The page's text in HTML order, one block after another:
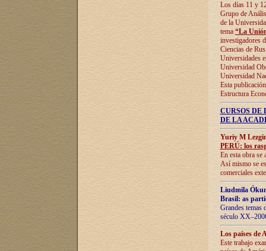
Los días 11 y
Grupo de
de la
tema “La
investigadores
Ciencias de
Universidades
Universidad
Universidad
Esta
Estructura
CURSOS
DE LA
Yuriy M
PERÚ: los
En esta obra se
Así mismo se
comerciales
Liudmila
Brasil: as
Grandes temas
século
Los países de
Este trabajo